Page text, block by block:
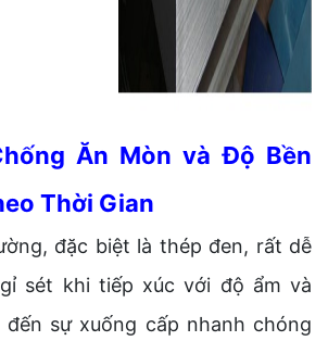
Ăn Mòn và Độ Bền
Thời Gian
đặc biệt là thép đen, rất dễ
sét khi tiếp xúc với độ ẩm và
sự xuống cấp nhanh chóng